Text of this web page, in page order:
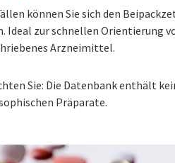
können Sie sich den
Ideal zur schnellen Orientierung
Arzneimittel.
Sie: Die Datenbank enthält
Präparate.